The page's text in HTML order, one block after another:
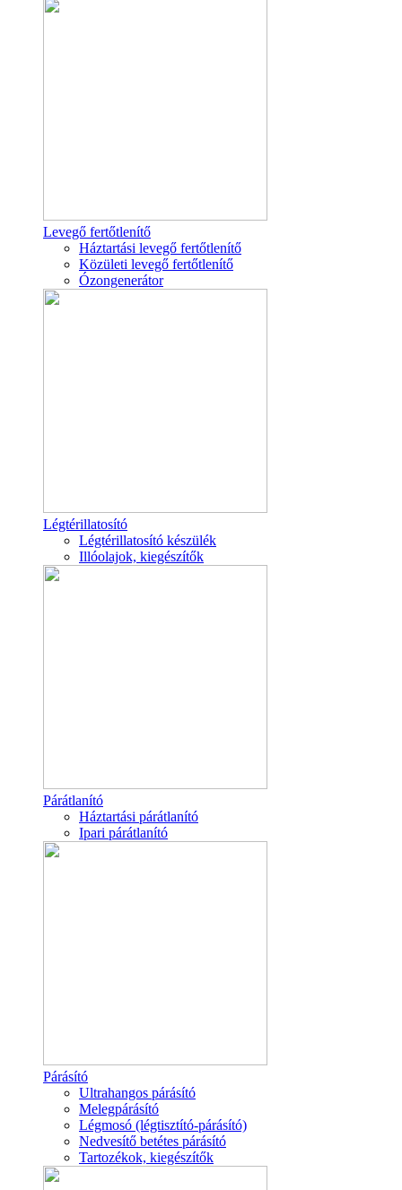
Levegő fertőtlenítő
Háztartási levegő fertőtlenítő
Közületi levegő fertőtlenítő
Ózongenerátor
Légtérillatosító
Légtérillatosító készülék
Illóolajok, kiegészítők
Párátlanító
Háztartási párátlanító
Ipari párátlanító
Párásító
Ultrahangos párásító
Melegpárásító
Légmosó (légtisztító-párásító)
Nedvesítő betétes párásító
Tartozékok, kiegészítők